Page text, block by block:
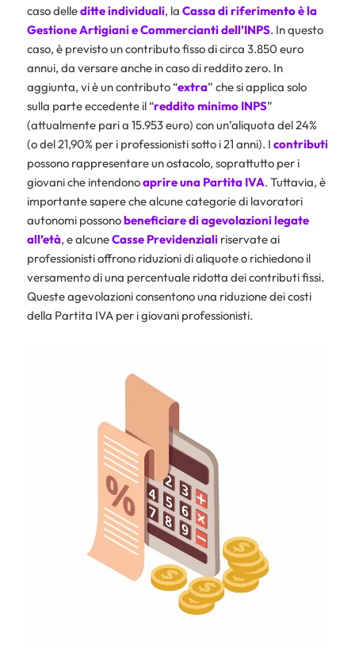
caso delleditteindividuali, la Cassa di riferimento è la
Gestione Artigiani e Commercianti dell’INPS. In questo
caso, è previsto un contributo fisso di circa 3.850 euro
annui, da versare anche in caso di reddito zero. In
aggiunta, vi è un contributo “extra” che si applica solo
sulla parte eccedente il “reddito minimo INPS”
(attualmente pari a 15.953 euro) con un’aliquota del 24%
(o del 21,90% per i professionisti sotto i 21 anni). I contributi
possono rappresentare un ostacolo, soprattutto per i
giovani che intendonoaprire una Partita IVA. Tuttavia, è
importante sapere che alcune categorie di lavoratori
autonomi possonobeneficiare di agevolazionilegate
all’età, e alcuneCasse Previdenzialiriservate ai
professionisti offrono riduzioni di aliquote o richiedono il
versamento di una percentuale ridotta dei contributi fissi.
Queste agevolazioni consentono una riduzione dei costi
della Partita IVA per i giovani professionisti.